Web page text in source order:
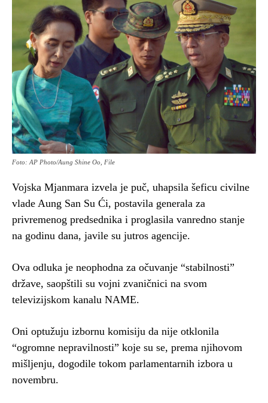
Foto: AP Photo/Aung Shine Oo, File
Vojska Mjanmara izvela je puč, uhapsila šeficu civilne
vlade Aung San Su Ći, postavila generala za
privremenog predsednika i proglasila vanredno stanje
na godinu dana, javile su jutros agencije.
Ova odluka je neophodna za očuvanje “stabilnosti”
države, saopštili su vojni zvaničnici na svom
televizijskom kanalu NAME.
Oni optužuju izbornu komisiju da nije otklonila
“ogromne nepravilnosti” koje su se, prema njihovom
mišljenju, dogodile tokom parlamentarnih izbora u
novembru.